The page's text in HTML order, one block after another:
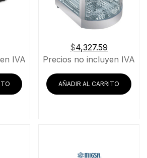
IVA
$4,327.59
Precios no incluyen IVA
AÑADIR AL CARRITO